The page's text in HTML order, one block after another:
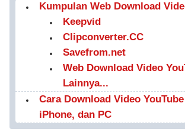
Kumpulan Web Download
Keepvid
Clipconverter.CC
Savefrom.net
Web Download Video
Lainnya...
Cara Download Video
iPhone, dan PC